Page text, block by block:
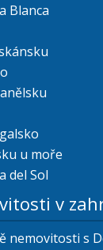
Blanca
u moře
del Sol
v
nemovitosti s